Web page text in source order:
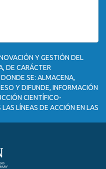
Y GESTIÓN DEL
DE CARÁCTER
SE: ALMACENA,
Y DIFUNDE, INFORMACIÓN
CIENTÍFICO-
LÍNEAS DE ACCIÓN EN LAS